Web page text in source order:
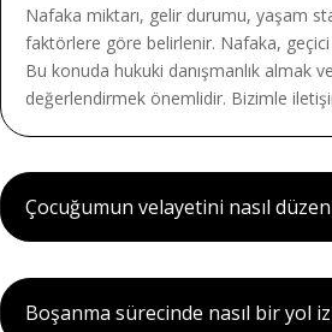
Nafaka miktarı, gelir durumu, yaşam
faktörlere göre belirlenir. Nafaka,
Bu konuda hukuki danışmanlık almak
değerlendirmek önemlidir. Bizimle
Çocuğumun velayetini nasıl
Boşanma sürecinde nasıl bir yol